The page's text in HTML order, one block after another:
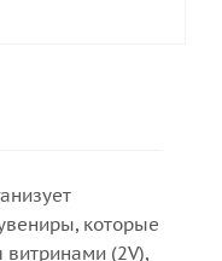
которые
витринами (2V),